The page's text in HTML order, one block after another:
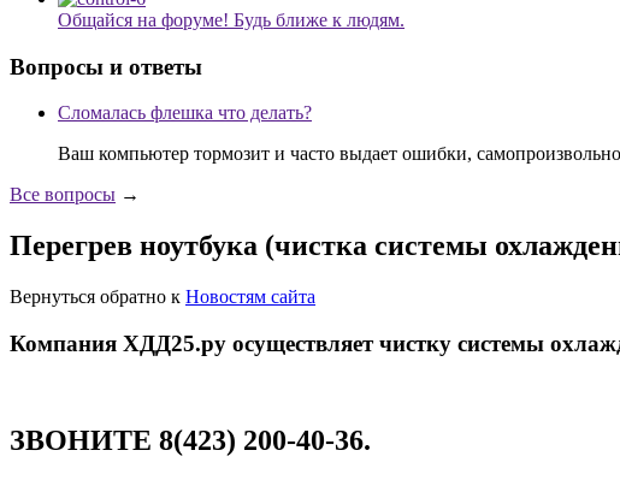
Общайся на форуме! Будь ближе к людям.
Вопросы и ответы
Сломалась флешка что делать?
Ваш компьютер тормозит и часто выдает ошибки,
Все вопросы →
Перегрев ноутбука (чистка системы
Вернуться обратно к Новостям сайта
Компания ХДД25.ру осуществляет чистку системы
ЗВОНИТЕ 8(423) 200-40-36.